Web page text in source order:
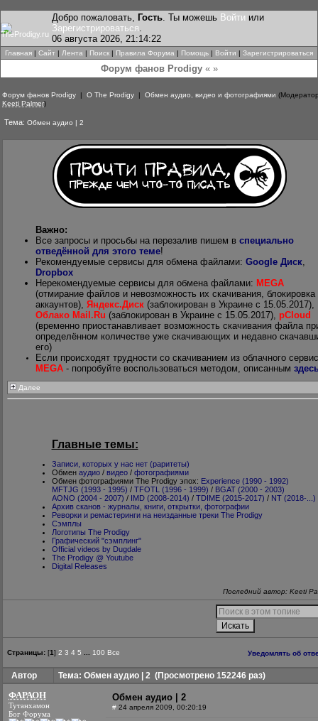
Добро пожаловать, Гость. Ты можешь Войти или
Зарегистрироваться.
06 августа 2026, 21:14:22
Главная | Сайт | Лента | Поиск | Правила Форума | Помощь | Войти | Зарегистрироваться
Форум фанов Prodigy« »
Форум фанов Prodigy | О The Prodigy | Обмен аудио, видео и фотографиями
Keeti Palmer)
Тема: Обмен аудио | 2
Важно:
Все запросы и просьбы на перезалив пишем в специально
отведённой для этого теме!
Рекомендуемые сервисы для обмена файлами: Google Диск,
Dropbox
Нерекомендуемые сервисы для обмена файлами: MEGA
(отмирание файлов и невозможность их скачивания, блокировка
аккаунтов), Яндекс.Диск (заблокирован в Украине с 15.05.2017),
Облако Mail.Ru (заблокирован в Украине с 15.05.2017), pCloud
(временно приостанавливает возможность скачивания файла
определённом количестве уже скачивающих и недавно
его)
Если происходят трудности со скачиванием из облачного
MEGA - попробуйте воспользоваться методом, описанным
Далее
Главные темы:
Записи, которых у нас нет (раритеты)
Обмен аудио/ видео/ фотографиями
Обмен фотографиями The Prodigy эпох: Experience (1990 - 1992)
MFTJG (1993 - 1995) / TFOTL (1996 - 1999) / BGAT (2000 - 2003)
AONO (2004 - 2007) / IMD (2008-2014) / TDIME (2015-2017) / NT (2018-...)
Архив сканов - журналы, книги, открытки, фотографии
Реворки и ремастеринги на неизданные треки The Prodigy
Сэмплы
Логотипы The Prodigy
Графический "сэмплинг"
Official videos by Dugdale
The Prodigy @ Youtube
Digital Releases
Последний автор: Keeti
Страницы: [1] 2 3 4 5 100 Все Уведомлять об
Автор Тема: Обмен аудио | 2 (Просмотрено 152246 раз)
ФАРАОН
Тутанхамон
Бог Форума
Обмен аудио | 2
# 24 апреля 2009, 00:20:19